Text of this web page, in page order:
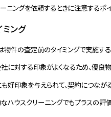
ニングを依頼するときに注意するポ
ング
物件の査定前のタイミングで実施する
に対する印象がよくなるため、優良
好印象を与えられて、契約につなが
ハウスクリーニングでもプラスの評